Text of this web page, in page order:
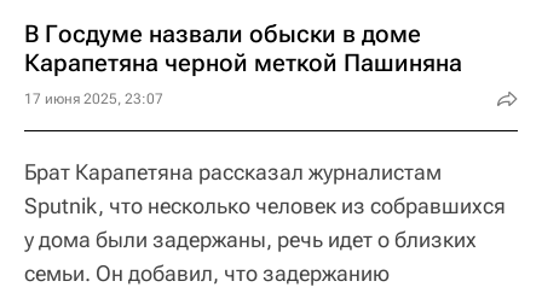
В Госдуме назвали обыски в доме
Карапетяна черной меткой Пашиняна
17 июня 2025, 23:07
Брат Карапетяна рассказал журналистам
Sputnik, что несколько человек из собравшихся
у дома были задержаны, речь идет о близких
семьи. Он добавил, что задержанию